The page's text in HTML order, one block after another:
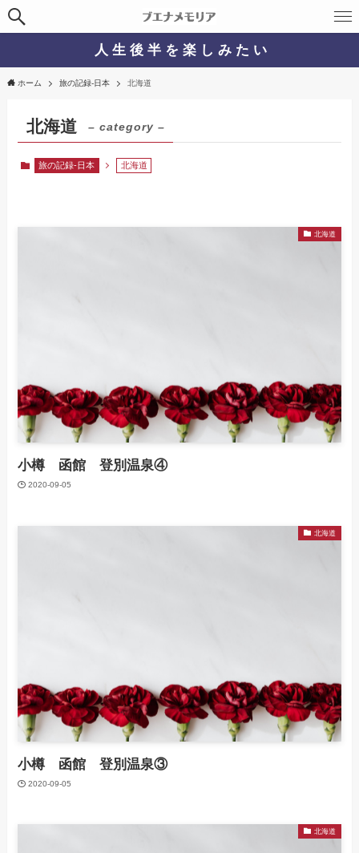
人 生 後 半 を 楽 し み た い
ホーム 旅の記録-日本 北海道
北海道 – category –
旅の記録-日本 北海道
北海道
小樽 函館 登別温泉④
2020-09-05
北海道
小樽 函館 登別温泉③
2020-09-05
北海道